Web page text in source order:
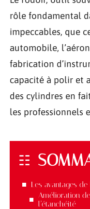
rôle fondamental
impeccables, que
automobile,
fabrication
capacité à polir et
des cylindres en
les professionnels
Les avantages
Amélioration
l’étanchéité